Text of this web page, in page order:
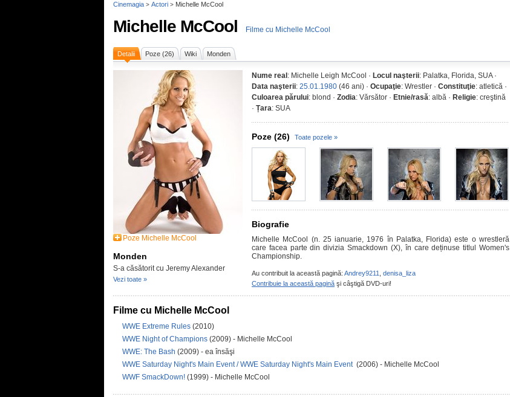
Michelle McCool Filme cu Michelle McCool
Detalii Poze (26) Wiki Monden
Poze Michelle McCool
Monden
S-a căsătorit cu Jeremy Alexander
Vezi toate »
Nume real : Michelle Leigh McCool · Locul naşterii: Palatka, Florida, SUA ·
Data naşterii: 25.01.1980 (46 ani) · Ocupaţie: Wrestler · Constituţie: atletică ·
Culoarea părului: blond · Zodia: Vărsător · Etnie/rasă: albă · Religie: creştină
· Țara: SUA
Poze (26) Toate pozele »
Biografie
Michelle McCool (n. 25 ianuarie, 1976 în Palatka, Florida) este o wrestleră
care facea parte din divizia Smackdown (X), în care deținuse titlul Women's
Championship.
Au contribuit la această pagină: Andrey9211
denisa_liza
Contribuie la această pagină şi câştigă DVD-uri!
Filme cu Michelle McCool
WWE Extreme Rules (2010)
WWE Night of Champions (2009) - Michelle McCool
WWE: The Bash (2009) - ea însăşi
WWE Saturday Night's Main Event / WWE Saturday Night's Main Event (2006) - Michelle McCool
WWF SmackDown! (1999) - Michelle McCool
Cinemagia > Actori > Michelle McCool